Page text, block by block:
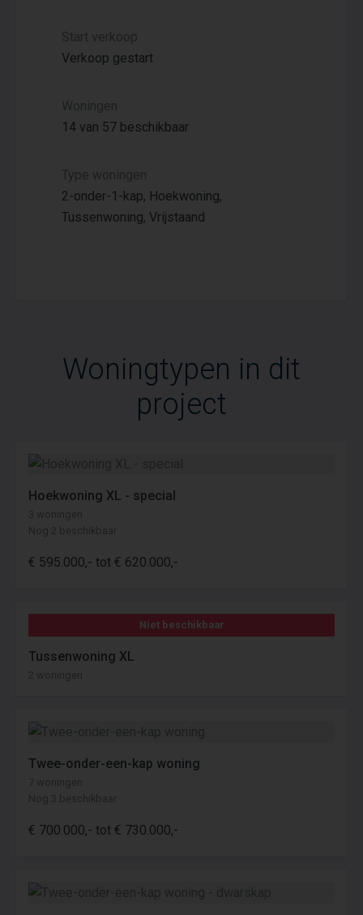
Start verkoop
Verkoop gestart
Woningen
14 van 57 beschikbaar
Type woningen
2-onder-1-kap, Hoekwoning,
Tussenwoning, Vrijstaand
Woningtypen in dit
project
Hoekwoning XL - special
3 woningen
Nog 2 beschikbaar
€ 595.000,- tot € 620.000,-
Niet beschikbaar
Tussenwoning XL
2 woningen
Twee-onder-een-kap woning
7 woningen
Nog 3 beschikbaar
€ 700.000,- tot € 730.000,-